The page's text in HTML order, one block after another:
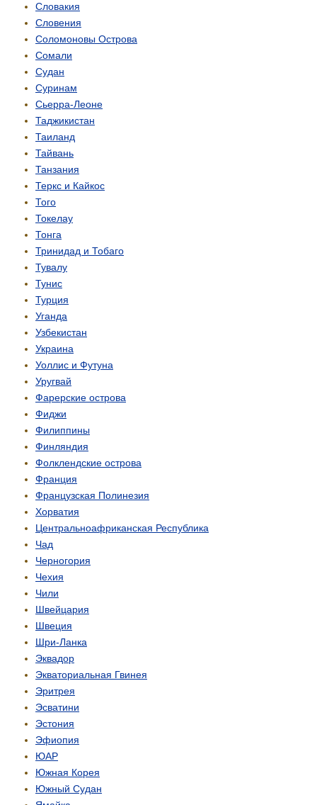
Словакия
Словения
Соломоновы Острова
Сомали
Судан
Суринам
Сьерра-Леоне
Таджикистан
Таиланд
Тайвань
Танзания
Теркс и Кайкос
Того
Токелау
Тонга
Тринидад и Тобаго
Тувалу
Тунис
Турция
Уганда
Узбекистан
Украина
Уоллис и Футуна
Уругвай
Фарерские острова
Фиджи
Филиппины
Финляндия
Фолклендские острова
Франция
Французская Полинезия
Хорватия
Центрально­африканская Республика
Чад
Черногория
Чехия
Чили
Швейцария
Швеция
Шри-Ланка
Эквадор
Экваториальная Гвинея
Эритрея
Эсватини
Эстония
Эфиопия
ЮАР
Южная Корея
Южный Судан